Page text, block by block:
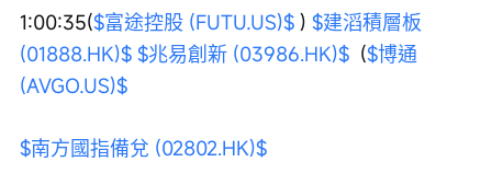
1:00:35($富途控股 (FUTU.US)$ ) $建滔積層板
(01888.HK)$ $兆易創新 (03986.HK)$
  (
$博通
(AVGO.US)$
$南方國指備兌 (02802.HK)$